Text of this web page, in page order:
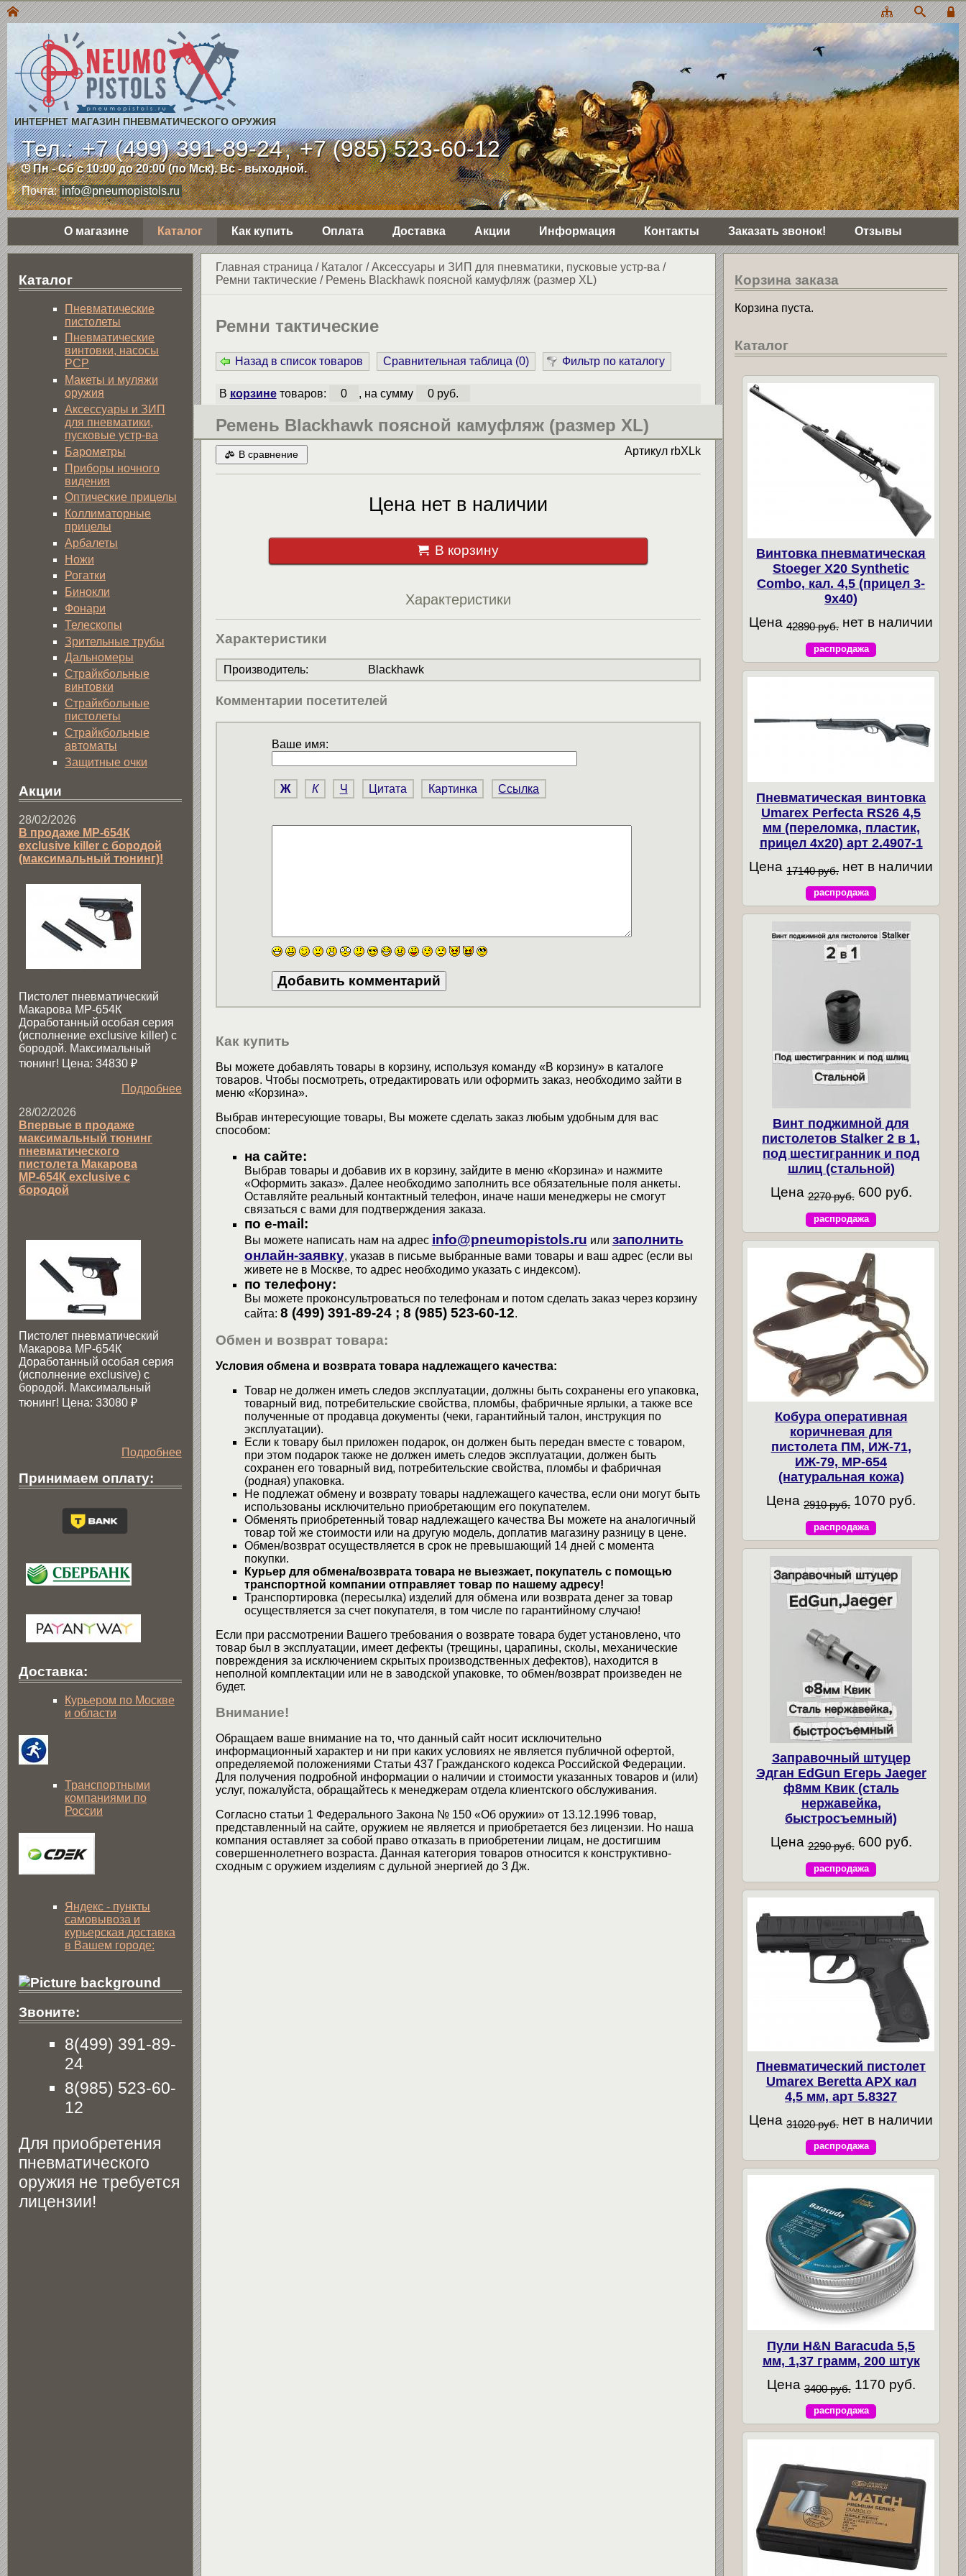
ИНТЕРНЕТ МАГАЗИН ПНЕВМАТИЧЕСКОГО ОРУЖИЯ
Тел.:+7 (499) 391-89-24,+7 (985) 523-60-12
Пн - Сб с 10:00 до 20:00 (по Мск). Вс - выходной.
Почта: info@pneumopistols.ru
О магазине Каталог Как купить Оплата Доставка Акции Информация Контакты Заказать звонок! Отзывы
Главная страница / Каталог/Аксессуары и ЗИП для пневматики, пусковые устр-ва /
Ремни тактические/ Ремень Blackhawk поясной камуфляж (размер XL)
Ремни тактические
Назад в список товаров Сравнительная таблица (0) Фильтр по каталогу
В корзинетоваров: 0 , на сумму 0 руб.
Ремень Blackhawk поясной камуфляж (размер XL)
В сравнение Артикул rbXLk
Цена нет в наличии
В корзину
Характеристики
Характеристики
Производитель: Blackhawk
Комментарии посетителей
Ваше имя:
Ж К Ч Цитата Картинка Ссылка
Как купить
Вы можете добавлять товары в корзину, используя команду «В корзину» в каталоге
товаров. Чтобы посмотреть, отредактировать или оформить заказ, необходимо зайти в
меню «Корзина».
Выбрав интересующие товары, Вы можете сделать заказ любым удобным для вас
способом:
на сайте:
Выбрав товары и добавив их в корзину, зайдите в меню «Корзина» и нажмите
«Оформить заказ». Далее необходимо заполнить все обязательные поля анкеты.
Оставляйте реальный контактный телефон, иначе наши менеджеры не смогут
связаться с вами для подтверждения заказа.
по e-mail:
Вы можете написать нам на адрес info@pneumopistols.ru или заполнить
онлайн-заявку, указав в письме выбранные вами товары и ваш адрес (если вы
живете не в Москве, то адрес необходимо указать с индексом).
по телефону:
Вы можете проконсультроваться по телефонам и потом сделать заказ через корзину
сайта: 8 (499) 391-89-24 ; 8 (985) 523-60-12.
Обмен и возврат товара:
Условия обмена и возврата товара надлежащего качества:
Товар не должен иметь следов эксплуатации, должны быть сохранены его упаковка,
товарный вид, потребительские свойства, пломбы, фабричные ярлыки, а также все
полученные от продавца документы (чеки, гарантийный талон, инструкция по
эксплуатации).
Если к товару был приложен подарок, он должен быть передан вместе с товаром,
при этом подарок также не должен иметь следов эксплуатации, должен быть
сохранен его товарный вид, потребительские свойства, пломбы и фабричная
(родная) упаковка.
Не подлежат обмену и возврату товары надлежащего качества, если они могут быть
использованы исключительно приобретающим его покупателем.
Обменять приобретенный товар надлежащего качества Вы можете на аналогичный
товар той же стоимости или на другую модель, доплатив магазину разницу в цене.
Обмен/возврат осуществляется в срок не превышающий 14 дней с момента
покупки.
Курьер для обмена/возврата товара не выезжает, покупатель с помощью
транспортной компании отправляет товар по нашему адресу!
Транспортировка (пересылка) изделий для обмена или возврата денег за товар
осуществляется за счет покупателя, в том числе по гарантийному случаю!
Если при рассмотрении Вашего требования о возврате товара будет установлено, что
товар был в эксплуатации, имеет дефекты (трещины, царапины, сколы, механические
повреждения за исключением скрытых производственных дефектов), находится в
неполной комплектации или не в заводской упаковке, то обмен/возврат произведен не
будет.
Внимание!
Обращаем ваше внимание на то, что данный сайт носит исключительно
информационный характер и ни при каких условиях не является публичной офертой,
определяемой положениями Статьи 437 Гражданского кодекса Российской Федерации.
Для получения подробной информации о наличии и стоимости указанных товаров и (или)
услуг, пожалуйста, обращайтесь к менеджерам отдела клиентского обслуживания.
Согласно статьи 1 Федерального Закона № 150 «Об оружии» от 13.12.1996 товар,
представленный на сайте, оружием не является и приобретается без лицензии. Но наша
компания оставляет за собой право отказать в приобретении лицам, не достигшим
совершеннолетнего возраста. Данная категория товаров относится к конструктивно-
сходным с оружием изделиям с дульной энергией до 3 Дж.
Каталог
Пнев­ма­ти­чес­кие
пистолеты
Пневматические
винтовки, насосы
PCP
Макеты и муляжи
оружия
Аксессуары и ЗИП
для пневматики,
пусковые устр-ва
Барометры
Приборы ночного
видения
Оптические прицелы
Коллиматорные
прицелы
Арбалеты
Ножи
Рогатки
Бинокли
Фонари
Телескопы
Зрительные трубы
Дальномеры
Страйкбольные
винтовки
Страйкбольные
пистолеты
Страйкбольные
автоматы
Защитные очки
Акции
28/02/2026
В продаже МР-654К
exclusive killer с бородой
(максимальный тюнинг)!
Пистолет пневматический
Макарова МР-654К
Доработанный особая серия
(исполнение exclusive killer) с
бородой. Максимальный
тюнинг! Цена: 34830 ₽
Подробнее
28/02/2026
Впервые в продаже
максимальный тюнинг
пневматического
пистолета Макарова
МР-654К exclusive с
бородой
Пистолет пневматический
Макарова МР-654К
Доработанный особая серия
(исполнение exclusive) c
бородой. Максимальный
тюнинг! Цена: 33080 ₽
Подробнее
Принимаем оплату:
Доставка:
Курьером по Москве
и области
Транспортными
компаниями по
России
Яндекс - пункты
самовывоза и
курьерская доставка
в Вашем городе:
Звоните:
8(499) 391-89-
24
8(985) 523-60-
12
Для приобретения
пневматического
оружия не требуется
лицензии!
Корзина заказа
Корзина пуста.
Каталог
Винтовка пневматическая
Stoeger X20 Synthetic
Combo, кал. 4,5 (прицел 3-
9х40)
Цена 42890 руб. нет в наличии
распродажа
Пневматическая винтовка
Umarex Perfecta RS26 4,5
мм (переломка, пластик,
прицел 4x20) арт 2.4907-1
Цена 17140 руб. нет в наличии
распродажа
Винт поджимной для
пистолетов Stalker 2 в 1,
под шестигранник и под
шлиц (стальной)
Цена 2270 руб. 600 руб.
распродажа
Кобура оперативная
коричневая для
пистолета ПМ, ИЖ-71,
ИЖ-79, МР-654
(натуральная кожа)
Цена 2910 руб. 1070 руб.
распродажа
Заправочный штуцер
Эдган EdGun Егерь Jaeger
ф8мм Квик (сталь
нержавейка,
быстросъемный)
Цена 2290 руб. 600 руб.
распродажа
Пневматический пистолет
Umarex Beretta APX кал
4,5 мм, арт 5.8327
Цена31020 руб. нет в наличии
распродажа
Пули H&N Baracuda 5,5
мм, 1,37 грамм, 200 штук
Цена 3400 руб. 1170 руб.
распродажа